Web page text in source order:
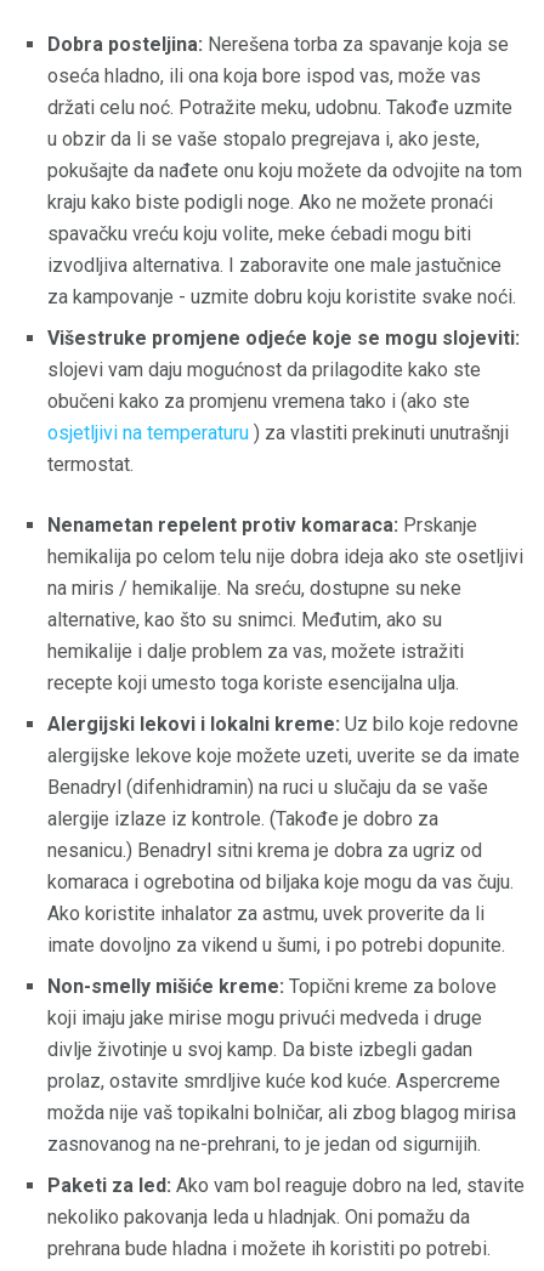
Dobra posteljina: Nerešena torba za spavanje koja se
oseća hladno, ili ona koja bore ispod vas, može vas
držati celu noć. Potražite meku, udobnu. Takođe uzmite
u obzir da li se vaše stopalo pregrejava i, ako jeste,
pokušajte da nađete onu koju možete da odvojite na tom
kraju kako biste podigli noge. Ako ne možete pronaći
spavačku vreću koju volite, meke ćebadi mogu biti
izvodljiva alternativa. I zaboravite one male jastučnice
za kampovanje - uzmite dobru koju koristite svake noći.
Višestruke promjene odjeće koje se mogu slojeviti:
slojevi vam daju mogućnost da prilagodite kako ste
obučeni kako za promjenu vremena tako i (ako ste
osjetljivi na temperaturu ) za vlastiti prekinuti unutrašnji
termostat.
Nenametan repelent protiv komaraca: Prskanje
hemikalija po celom telu nije dobra ideja ako ste osetljivi
na miris / hemikalije. Na sreću, dostupne su neke
alternative, kao što su snimci. Međutim, ako su
hemikalije i dalje problem za vas, možete istražiti
recepte koji umesto toga koriste esencijalna ulja.
Alergijski lekovi i lokalni kreme: Uz bilo koje redovne
alergijske lekove koje možete uzeti, uverite se da imate
Benadryl (difenhidramin) na ruci u slučaju da se vaše
alergije izlaze iz kontrole. (Takođe je dobro za
nesanicu.) Benadryl sitni krema je dobra za ugriz od
komaraca i ogrebotina od biljaka koje mogu da vas čuju.
Ako koristite inhalator za astmu, uvek proverite da li
imate dovoljno za vikend u šumi, i po potrebi dopunite.
Non-smelly mišiće kreme: Topični kreme za bolove
koji imaju jake mirise mogu privući medveda i druge
divlje životinje u svoj kamp. Da biste izbegli gadan
prolaz, ostavite smrdljive kuće kod kuće. Aspercreme
možda nije vaš topikalni bolničar, ali zbog blagog mirisa
zasnovanog na ne-prehrani, to je jedan od sigurnijih.
Paketi za led: Ako vam bol reaguje dobro na led, stavite
nekoliko pakovanja leda u hladnjak. Oni pomažu da
prehrana bude hladna i možete ih koristiti po potrebi.